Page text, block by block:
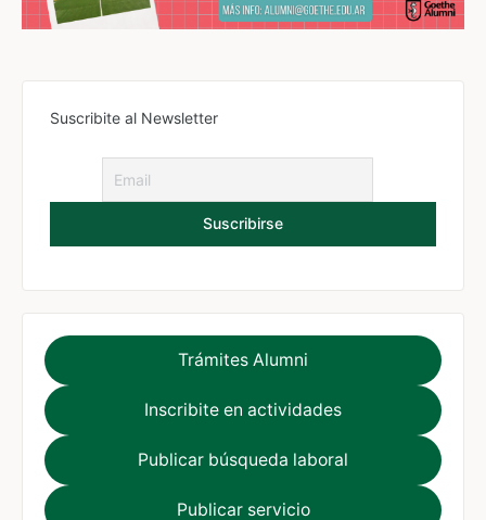
Suscribite al Newsletter
Trámites Alumni
Inscribite en actividades
Publicar búsqueda laboral
Publicar servicio